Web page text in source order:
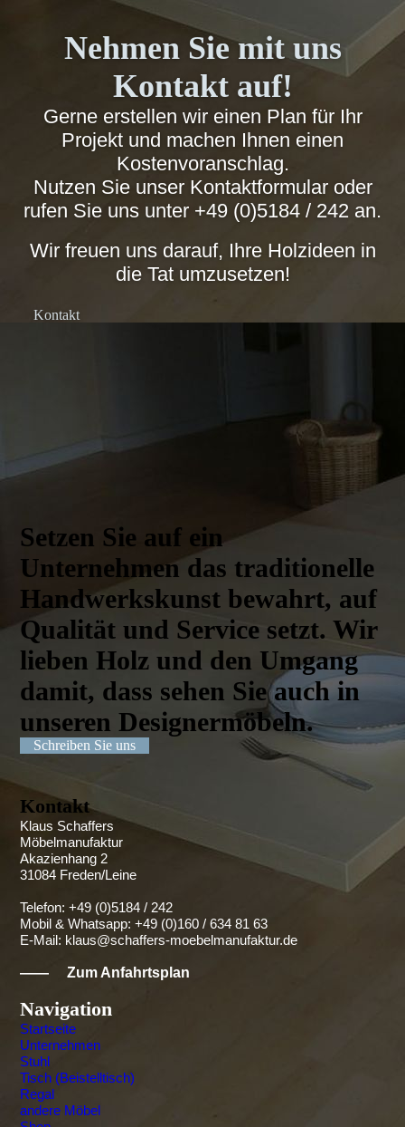
Nehmen Sie mit uns
Kontakt auf!
Gerne erstellen wir einen Plan für Ihr
Projekt und machen Ihnen einen
Kostenvoranschlag.
Nutzen Sie unser Kontaktformular oder
rufen Sie uns unter +49 (0)5184 / 242 an.
Wir freuen uns darauf, Ihre Holzideen in
die Tat umzusetzen!
Kontakt
Setzen Sie auf ein
Unternehmen das traditionelle
Handwerks­kunst bewahrt, auf
Qualität und Service setzt. Wir
lieben Holz und den Umgang
damit, dass sehen Sie auch in
unseren Designer­möbeln.
Schreiben Sie uns
Kontakt
Klaus Schaffers
Möbelmanufaktur
Akazienhang 2
31084 Freden/Leine
Telefon: +49 (0)5184 / 242
Mobil & Whatsapp: +49 (0)160 / 634 81 63
E-Mail: klaus@schaffers-moebelmanufaktur.de
——Zum Anfahrtsplan
Navigation
Startseite
Unternehmen
Stuhl
Tisch (Beistelltisch)
Regal
andere Möbel